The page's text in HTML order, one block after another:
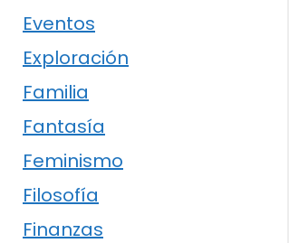
Eventos
Exploración
Familia
Fantasía
Feminismo
Filosofía
Finanzas